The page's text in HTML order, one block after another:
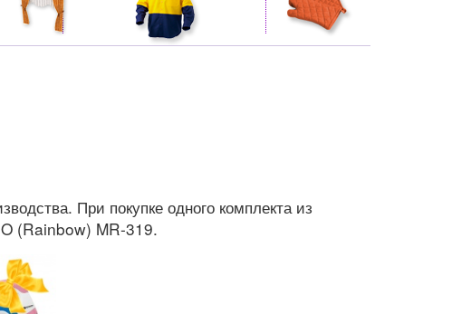
При покупке одного комплекта из
(Rainbow) MR-319.